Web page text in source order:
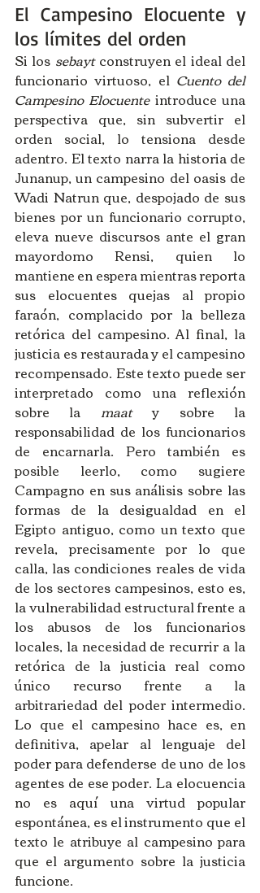
El Campesino Elocuente y
los límites del orden
Si los sebayt construyen el ideal del
funcionario virtuoso, el Cuento del
Campesino Elocuente introduce una
perspectiva que, sin subvertir el
orden social, lo tensiona desde
adentro. El texto narra la historia de
Junanup, un campesino del oasis de
Wadi Natrun que, despojado de sus
bienes por un funcionario corrupto,
eleva nueve discursos ante el gran
mayordomo Rensi, quien lo
mantiene en espera mientras reporta
sus elocuentes quejas al propio
faraón, complacido por la belleza
retórica del campesino. Al final, la
justicia es restaurada y el campesino
recompensado. Este texto puede ser
interpretado como una reflexión
sobre la maat y sobre la
responsabilidad de los funcionarios
de encarnarla. Pero también es
posible leerlo, como sugiere
Campagno en sus análisis sobre las
formas de la desigualdad en el
Egipto antiguo, como un texto que
revela, precisamente por lo que
calla, las condiciones reales de vida
de los sectores campesinos, esto es,
la vulnerabilidad estructural frente a
los abusos de los funcionarios
locales, la necesidad de recurrir a la
retórica de la justicia real como
único recurso frente a la
arbitrariedad del poder intermedio.
Lo que el campesino hace es, en
definitiva, apelar al lenguaje del
poder para defenderse de uno de los
agentes de ese poder. La elocuencia
no es aquí una virtud popular
espontánea, es el instrumento que el
texto le atribuye al campesino para
que el argumento sobre la justicia
funcione.